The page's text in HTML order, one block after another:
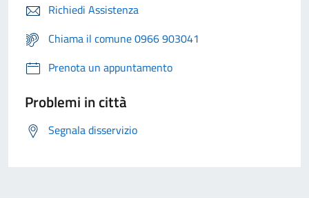
Richiedi Assistenza
Chiama il comune 0966 903041
Prenota un appuntamento
Problemi in città
Segnala disservizio